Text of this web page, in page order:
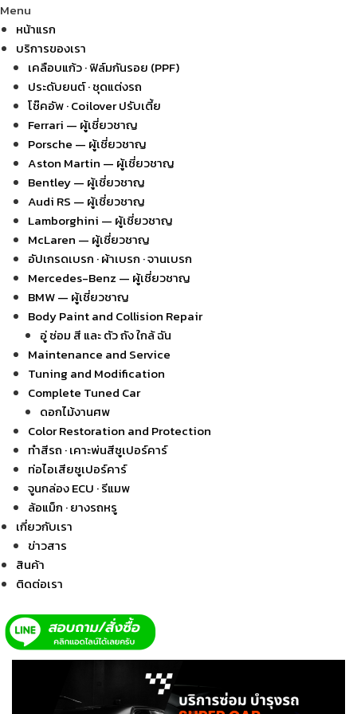
Menu
หน้าแรก
บริการของเรา
เคลือบแก้ว · ฟิล์มกันรอย (PPF)
ประดับยนต์ · ชุดแต่งรถ
โช๊คอัพ · Coilover ปรับเตี้ย
Ferrari — ผู้เชี่ยวชาญ
Porsche — ผู้เชี่ยวชาญ
Aston Martin — ผู้เชี่ยวชาญ
Bentley — ผู้เชี่ยวชาญ
Audi RS — ผู้เชี่ยวชาญ
Lamborghini — ผู้เชี่ยวชาญ
McLaren — ผู้เชี่ยวชาญ
อัปเกรดเบรก · ผ้าเบรก · จานเบรก
Mercedes-Benz — ผู้เชี่ยวชาญ
BMW — ผู้เชี่ยวชาญ
Body Paint and Collision Repair
อู่ ซ่อม สี และ ตัว ถัง ใกล้ ฉัน
Maintenance and Service
Tuning and Modification
Complete Tuned Car
ดอกไม้งานศพ
Color Restoration and Protection
ทำสีรถ · เคาะพ่นสีซูเปอร์คาร์
ท่อไอเสียซูเปอร์คาร์
จูนกล่อง ECU · รีแมพ
ล้อแม็ก · ยางรถหรู
เกี่ยวกับเรา
ข่าวสาร
สินค้า
ติดต่อเรา